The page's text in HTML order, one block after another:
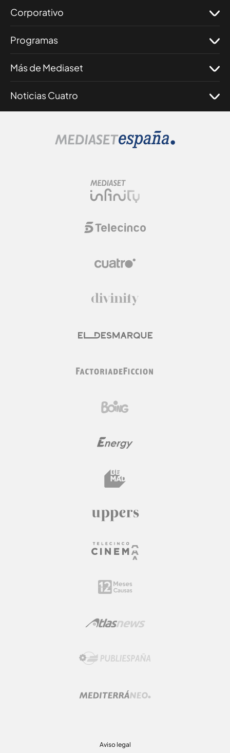
Corporativo
Programas
Más de Mediaset
Noticias Cuatro
Aviso legal